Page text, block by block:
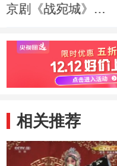
京剧《战宛城》
相关推荐